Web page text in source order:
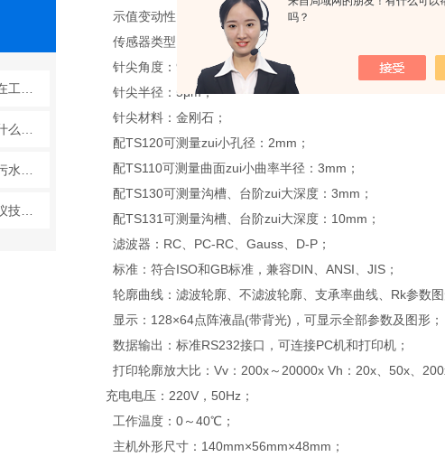
吗？
深入了解下超声波测厚仪技术原理
示值变动性：< 6%；
传感器类型：电感传感器；
针尖角度：90°；
针尖半径：5μm；
针尖材料：金刚石；
配TS120可测量zui小孔径：2mm；
配TS110可测量曲面zui小曲率半径：3mm；
配TS130可测量沟槽、台阶zui大深度：3mm；
配TS131可测量沟槽、台阶zui大深度：10mm；
滤波器：RC、PC-RC、Gauss、D-P；
标准：符合ISO和GB标准，兼容DIN、ANSI、JIS；
轮廓曲线：滤波轮廓、不滤波轮廓、支承率曲线、Rk参数图
显示：128×64点阵液晶(带背光)，可显示全部参数及图形；
数据输出：标准RS232接口，可连接PC机和打印机；
打印轮廓放大比：Vv：200x～20000x Vh：20x、50x、
充电电压：220V，50Hz；
工作温度：0～40℃；
主机外形尺寸：140mm×56mm×48mm；